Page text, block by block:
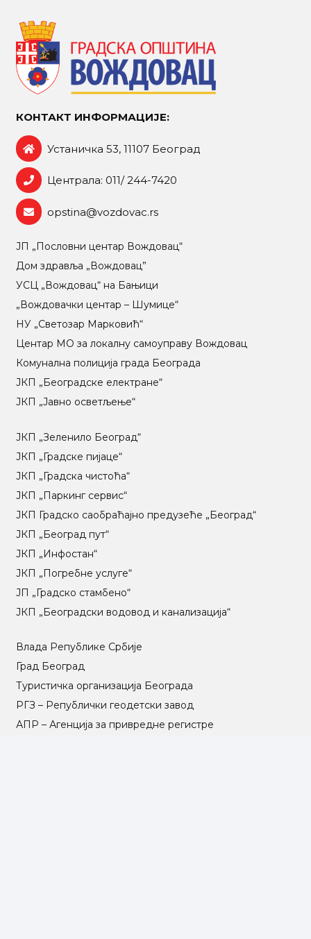
КОНТАКТ ИНФОРМАЦИЈЕ:
Устаничка 53, 11107 Београд
Централа: 011/ 244-7420
opstina@vozdovac.rs
ЈП „Пословни центар Вождовац“
Дом здравља „Вождовац”
УСЦ „Вождовац“ на Бањици
„Вождовачки центар – Шумице“
НУ „Светозар Марковић“
Центар МO за локалну самоуправу Вождовац
Комунална полиција града Београда
ЈКП „Београдске електране“
ЈКП „Јавно осветљење“
ЈКП „Зеленило Београд“
ЈКП „Градске пијаце“
ЈКП „Градска чистоћа“
ЈКП „Паркинг сервис“
ЈКП Градско саобраћајно предузеће „Београд“
ЈКП „Београд пут“
ЈКП „Инфостан“
ЈКП „Погребне услуге“
ЈП „Градско стамбено“
ЈКП „Београдски водовод и канализација“
Влада Републике Србије
Град Београд
Туристичка организација Београда
РГЗ – Републички геодетски завод
АПР – Агенција за привредне регистре